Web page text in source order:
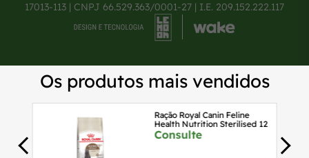
17013-113 | CNPJ 66.529.363/0001-27 | I.E. 209.152.222.117